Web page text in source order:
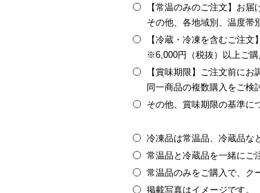
【常温のみのご注文】お
その他、各地域別、温度帯
【冷蔵・冷凍を含むご注
※6,000円（税抜）以上ご購
【賞味期限】ご注文前にお
同一商品の複数購入をご検
その他、賞味期限の基準に
冷凍品は常温品、冷蔵品な
常温品と冷蔵品を一緒にご
常温品のみをご購入で、ク
掲載写真はイメージです。